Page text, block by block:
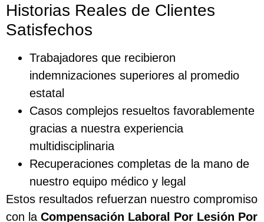
Historias Reales de Clientes
Satisfechos
Trabajadores que recibieron
indemnizaciones superiores al promedio
estatal
Casos complejos resueltos favorablemente
gracias a nuestra experiencia
multidisciplinaria
Recuperaciones completas de la mano de
nuestro equipo médico y legal
Estos resultados refuerzan nuestro compromiso
con la Compensación Laboral Por Lesión Por